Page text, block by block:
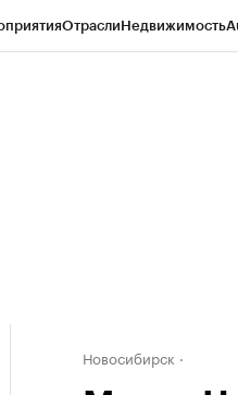
ОтраслиНедвижимость
Новосибирск